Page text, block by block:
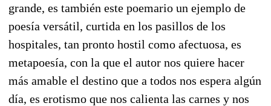
grande, es también este poemario un ejemplo de
poesía versátil, curtida en los pasillos de los
hospitales, tan pronto hostil como afectuosa, es
metapoesía, con la que el autor nos quiere hacer
más amable el destino que a todos nos espera algún
día, es erotismo que nos calienta las carnes y nos